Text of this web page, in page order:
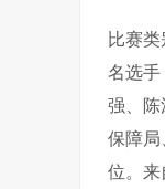
比赛
名选手
强、陈
保障局
位。来